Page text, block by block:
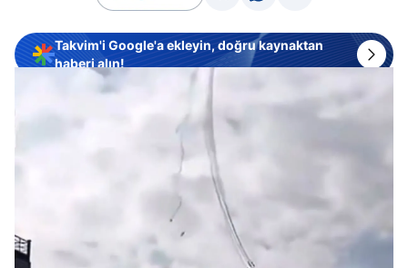
Takvim'i Google'a ekleyin, doğru kaynaktan
haberi alın!